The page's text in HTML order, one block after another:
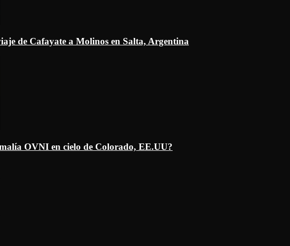
de Cafayate a Molinos en Salta, Argentina
OVNI en cielo de Colorado, EE.UU?